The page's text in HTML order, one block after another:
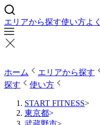
エリアから探す使い方よ
ホーム エリアから探す
探す
使い方
START FITNESS>
東京都>